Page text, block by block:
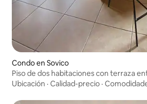
Condo en Sovico
Piso de dos habitaciones con terraza
Como
Ubicación · Calidad-precio ·